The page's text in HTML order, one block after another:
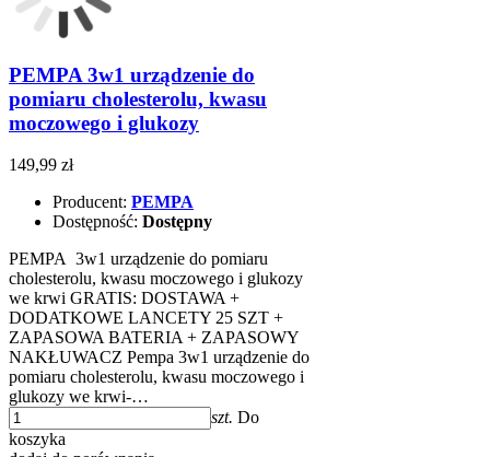
PEMPA 3w1 urządzenie do
pomiaru cholesterolu, kwasu
moczowego i glukozy
149,99 zł
Producent: PEMPA
Dostępność: Dostępny
PEMPA 3w1 urządzenie do pomiaru
cholesterolu, kwasu moczowego i glukozy
we krwi GRATIS: DOSTAWA +
DODATKOWE LANCETY 25 SZT +
ZAPASOWA BATERIA + ZAPASOWY
NAKŁUWACZ Pempa 3w1 urządzenie do
pomiaru cholesterolu, kwasu moczowego i
glukozy we krwi-…
szt. Do
koszyka